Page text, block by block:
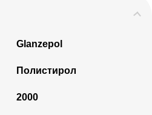
Glanzepol
Полистирол
2000